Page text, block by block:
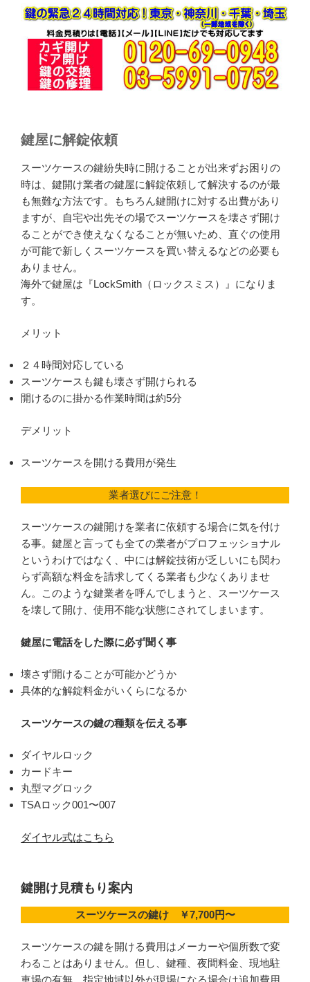
鍵屋に解錠依頼
スーツケースの鍵紛失時に開けることが出来ずお困りの
時は、鍵開け業者の鍵屋に解錠依頼して解決するのが最
も無難な方法です。もちろん鍵開けに対する出費があり
ますが、自宅や出先その場でスーツケースを壊さず開け
ることができ使えなくなることが無いため、直ぐの使用
が可能で新しくスーツケースを買い替えるなどの必要も
ありません。
海外で鍵屋は『LockSmith（ロックスミス）』になりま
す。
メリット
２４時間対応している
スーツケースも鍵も壊さず開けられる
開けるのに掛かる作業時間は約5分
デメリット
スーツケースを開ける費用が発生
業者選びにご注意！
スーツケースの鍵開けを業者に依頼する場合に気を付け
る事。鍵屋と言っても全ての業者がプロフェッショナル
というわけではなく、中には解錠技術が乏しいにも関わ
らず高額な料金を請求してくる業者も少なくありませ
ん。このような鍵業者を呼んでしまうと、スーツケース
を壊して開け、使用不能な状態にされてしまいます。
鍵屋に電話をした際に必ず聞く事
壊さず開けることが可能かどうか
具体的な解錠料金がいくらになるか
スーツケースの鍵の種類を伝える事
ダイヤルロック
カードキー
丸型マグロック
TSAロック001〜007
ダイヤル式はこちら
鍵開け見積もり案内
スーツケースの鍵け ￥7,700円〜
スーツケースの鍵を開ける費用はメーカーや個所数で変
わることはありません。但し、鍵種、夜間料金、現地駐